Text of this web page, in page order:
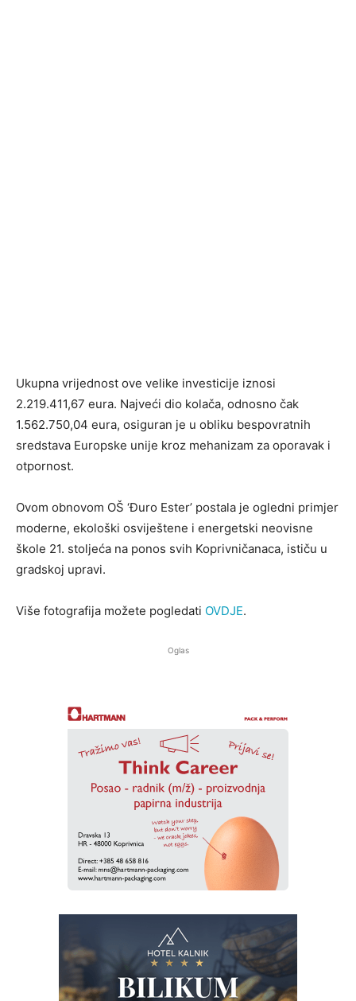
Ukupna vrijednost ove velike investicije iznosi
2.219.411,67 eura. Najveći dio kolača, odnosno čak
1.562.750,04 eura, osiguran je u obliku bespovratnih
sredstava Europske unije kroz mehanizam za oporavak i
otpornost.
Ovom obnovom OŠ ‘Đuro Ester’ postala je ogledni primjer
moderne, ekološki osviještene i energetski neovisne
škole 21. stoljeća na ponos svih Koprivničanaca, ističu u
gradskoj upravi.
Više fotografija možete pogledati OVDJE.
Oglas